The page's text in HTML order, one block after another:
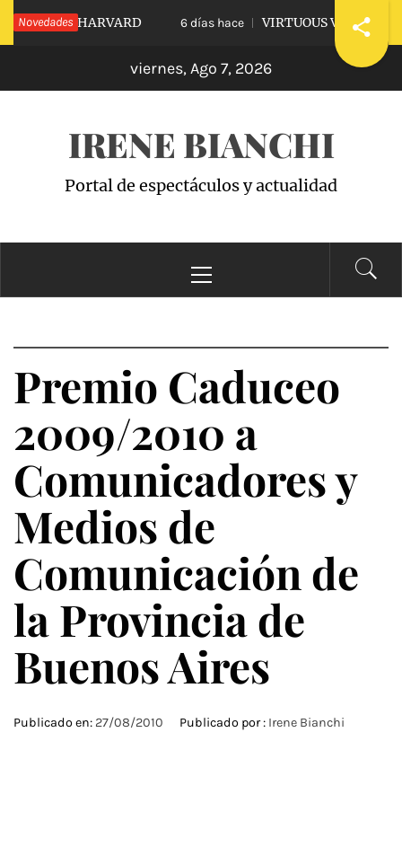
Saltar
al
Novedades
A HARVARD 6 días hace VIRTUOUS VS. VICIOUS
viernes, Ago 7, 2026
IRENE BIANCHI
Portal de espectáculos y actualidad
principal
Premio Caduceo
2009/2010 a
Comunicadores y
Medios de
Comunicación de
la Provincia de
Buenos Aires
Publicado en: 27/08/2010 Publicado por : Irene Bianchi